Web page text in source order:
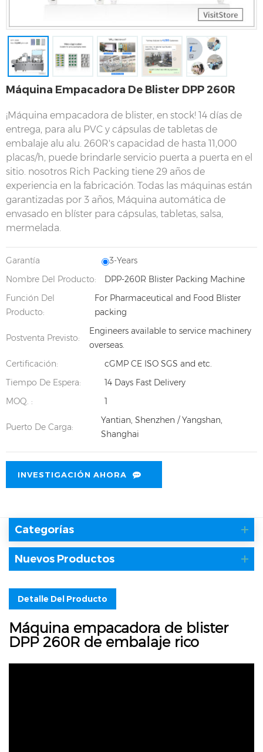
Máquina Empacadora De Blister DPP 260R
¡Máquina empacadora de blister, en stock! 14 días de
entrega, para alu PVC y cápsulas de tabletas de
embalaje alu alu. 260R's capacidad de hasta 11,000
placas/h, puede brindarle servicio puerta a puerta en el
sitio. nosotros Rich Packing tiene 29 años de
experiencia en la fabricación. Todas las máquinas están
garantizadas por 3 años, Máquina automática de
envasado en blíster para cápsulas, tabletas, salsa,
mermelada.
Garantía
3-Years
Nombre Del Producto:
DPP-260R Blister Packing Machine
Función Del
Producto:
For Pharmaceutical and Food Blister
packing
Postventa Previsto:
Engineers available to service machinery
overseas.
Certificación:
cGMP CE ISO SGS and etc.
Tiempo De Espera:
14 Days Fast Delivery
MOQ. :
1
Puerto De Carga:
Yantian, Shenzhen / Yangshan,
Shanghai
INVESTIGACIÓN AHORA
Categorías
Nuevos Productos
Detalle Del Producto
Máquina empacadora de blister
DPP 260R de embalaje rico